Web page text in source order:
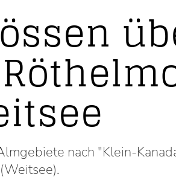
nach "Klein-
(Weitsee).